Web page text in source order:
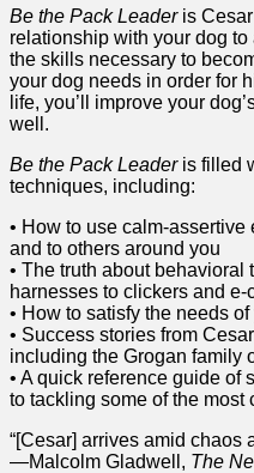
Life
ชิ้น
Be the Pack Leader is
relationship with your dog
the skills necessary to
your dog needs in order for
life, you’ll improve your
well.
Be the Pack Leaderis filled
techniques, including:
• How to use calm-
and to others around you
• The truth about behavioral
harnesses to clickers and e-
• How to satisfy the needs of
• Success stories from
including the Grogan family
• A quick reference guide of
to tackling some of the
“[Cesar] arrives amid chaos
—Malcolm Gladwell, The